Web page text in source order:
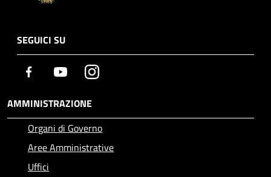
SEGUICI SU
Facebook YoutubeInstagram
AMMINISTRAZIONE
Organi di Governo
Aree Amministrative
Uffici